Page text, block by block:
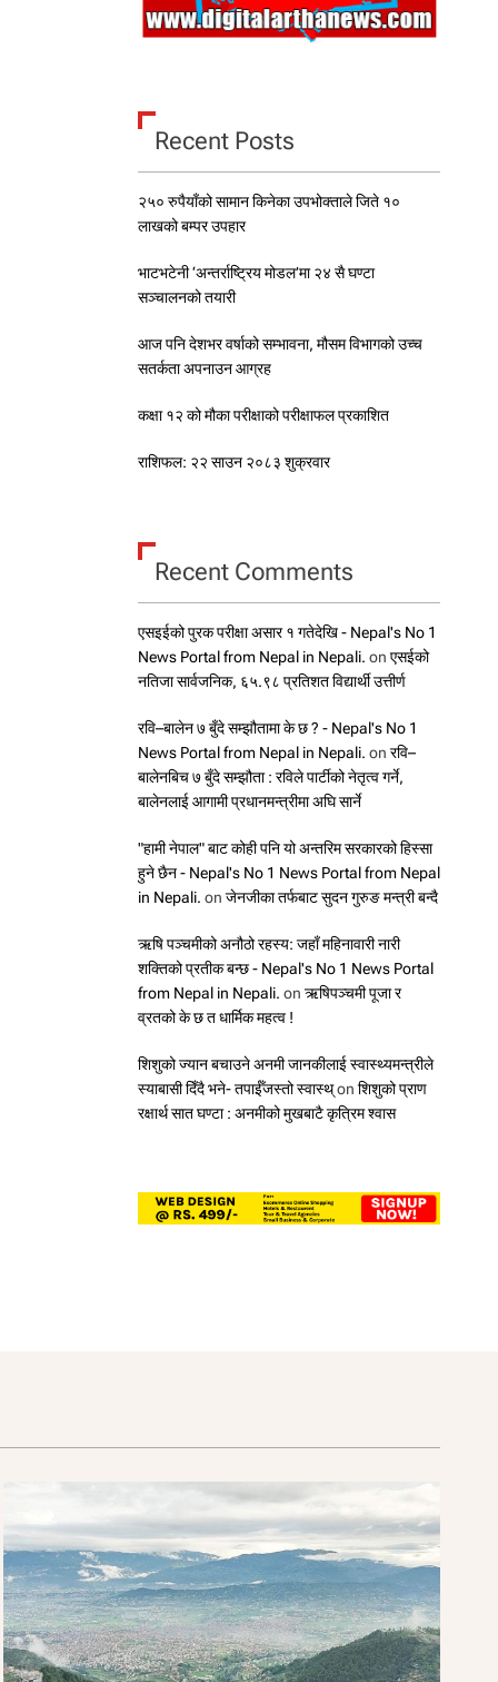
Recent Posts
२५० रुपैयाँको सामान किनेका उपभोक्ताले जिते १०
लाखको बम्पर उपहार
भाटभटेनी ‘अन्तर्राष्ट्रिय मोडल’मा २४ सै घण्टा
सञ्चालनको तयारी
आज पनि देशभर वर्षाको सम्भावना, मौसम विभागको उच्च
सतर्कता अपनाउन आग्रह
कक्षा १२ को मौका परीक्षाको परीक्षाफल प्रकाशित
राशिफल: २२ साउन २०८३ शुक्रवार
Recent Comments
एसइईको पुरक परीक्षा असार १ गतेदेखि - Nepal's No 1
News Portal from Nepal in Nepali. on एसईको
नतिजा सार्वजनिक, ६५.९८ प्रतिशत विद्यार्थी उत्तीर्ण
रवि–बालेन ७ बुँदे सम्झौतामा के छ ? - Nepal's No 1
News Portal from Nepal in Nepali. on रवि–
बालेनबिच ७ बुँदे सम्झौता : रविले पार्टीको नेतृत्व गर्ने,
बालेनलाई आगामी प्रधानमन्त्रीमा अघि सार्ने
"हामी नेपाल" बाट कोही पनि यो अन्तरिम सरकारको हिस्सा
हुने छैन - Nepal's No 1 News Portal from Nepal
in Nepali. on जेनजीका तर्फबाट सुदन गुरुङ मन्त्री बन्दै
ऋषि पञ्चमीको अनौठो रहस्य: जहाँ महिनावारी नारी
शक्तिको प्रतीक बन्छ - Nepal's No 1 News Portal
from Nepal in Nepali. on ऋषिपञ्चमी पूजा र
व्रतको के छ त धार्मिक महत्व !
शिशुको ज्यान बचाउने अनमी जानकीलाई स्वास्थ्यमन्त्रीले
स्याबासी दिँदै भने- तपाईँजस्तो स्वास्थ्on शिशुको प्राण
रक्षार्थ सात घण्टा : अनमीको मुखबाटै कृत्रिम श्वास